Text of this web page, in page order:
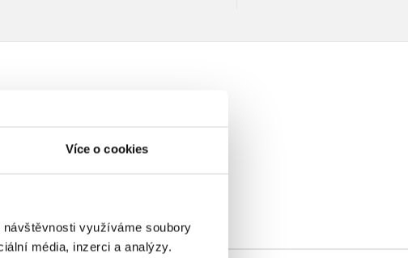
Více o cookies
využíváme soubory
média, inzerci a analýzy.
uživatelé